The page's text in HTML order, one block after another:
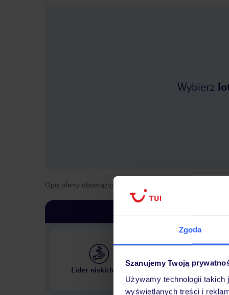
Zgoda
Szanujemy Twoją
Używamy technologii
wyświetlanych treści i
Wybierz
Opis oferty obowiązuje dla wyjazdów w terminie
Lider niskich cen
Największe biuro
w Polsce